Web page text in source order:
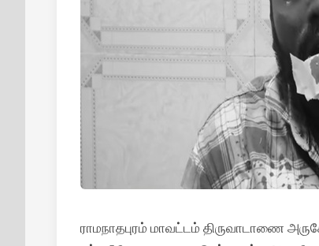
ராமநாதபுரம் மாவட்டம் திருவாடாணை